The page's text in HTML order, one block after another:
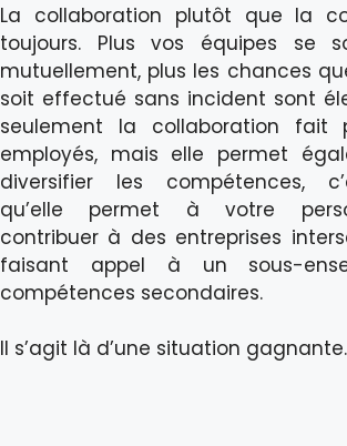
La collaboration plutôt que la
toujours. Plus vos équipes se
mutuellement, plus les chances
soit effectué sans incident sont
seulement la collaboration fait
employés, mais elle permet
diversifier les compétences,
qu’elle permet à votre
contribuer à des entreprises
faisant appel à un sous-
compétences secondaires.
Il s’agit là d’une situation gagnante.